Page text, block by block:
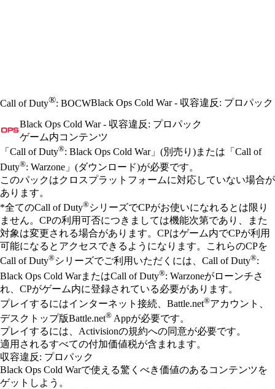
Call of Duty®: BOCWBlack Ops Cold War - 収容違反: プロパック
Black Ops Cold War - 収容違反: プロパック
ゲーム内コンテンツ
価格
Available actions
「Call of Duty®: Black Ops Cold War」(別売り)または「Call of
Duty®: Warzone」(ダウンロード)が必要です。
このパックはクロスプラットフォームに対応していない場合が
あります。
*全てのCall of Duty®シリーズでCPがお使いになれるとは限り
ません。CPの利用可否につきましては機能次第であり、また
対象は変更される場合があります。CPはゲーム内でCPが利用
可能になるとアクセスできるようになります。これらのCPを
Call of Duty®シリーズでご利用いただくには、Call of Duty®:
Black Ops Cold WarまたはCall of Duty®: Warzoneがローンチさ
れ、CPがゲーム内に登録されている必要があります。
プレイするにはインターネット接続、Battle.net®アカウント、
デスクトップ版Battle.net® Appが必要です。
プレイするには、Activisionの規約への同意が必要です。
適用されるすべての付加価値税が含まれます。
収容違反: プロパック
Black Ops Cold Warで使える驚くべき価値のあるコンテンツを
ゲットしよう。